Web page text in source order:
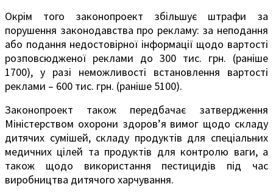
Окрім того законопроект збільшує штрафи за
порушення законодавства про рекламу: за неподання
або подання недостовірної інформації щодо вартості
розповсюдженої реклами до 300 тис. грн. (раніше
1700), у разі неможливості встановлення вартості
реклами – 600 тис. грн. (раніше 5100).
Законопроект також передбачає затвердження
Міністерством охорони здоров’я вимог щодо складу
дитячих сумішей, складу продуктів для спеціальних
медичних цілей та продуктів для контролю ваги, а
також щодо використання пестицидів під час
виробництва дитячого харчування.